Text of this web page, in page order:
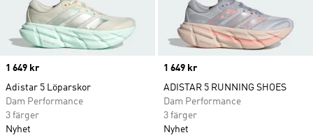
Price
1 649 kr
Adistar 5 Löparskor
Dam Performance
3 färger
Nyhet
Price
1 649 kr
ADISTAR 5 RUNNING SHOES
Dam Performance
3 färger
Nyhet